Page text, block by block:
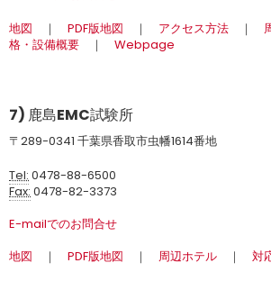
地図 ｜ PDF版地図 ｜ アクセス方法 ｜
格・設備概要 ｜ Webpage
7) 鹿島EMC試験所
〒289-0341 千葉県香取市虫幡1614番地
Tel:0478-88-6500
Fax:0478-82-3373
E-mailでのお問合せ
地図 ｜ PDF版地図 ｜ 周辺ホテル ｜ 対